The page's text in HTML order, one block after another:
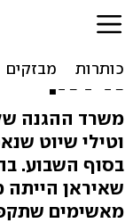
סעודיה
וטילים:
איראן"
משרד ההגנה
וטילי שיוט
בסוף השבוע.
שאיראן
מאשימים